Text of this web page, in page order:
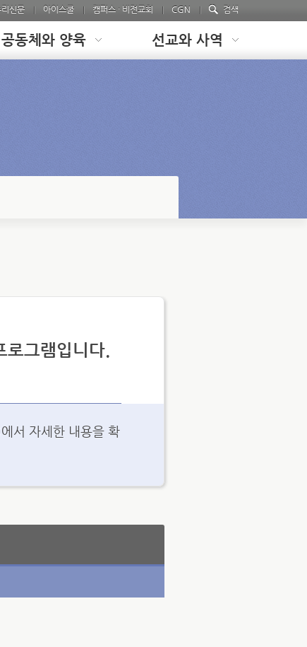
신문 아이스쿨 캠퍼스 · 비전교회 CGN 검색
공동체와 양육 선교와 사역
로그램입니다.
서 자세한 내용을 확